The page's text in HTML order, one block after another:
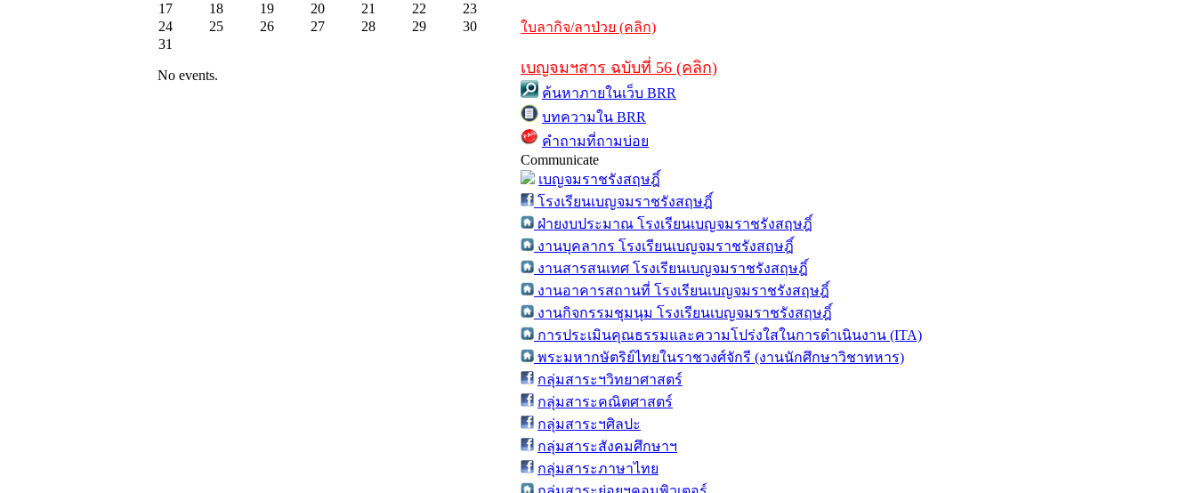
17
18 19 20 21 22
23
24
25 26 27 28 29
30
31
No events.
ใบลากิจ/ลาป่วย (คลิก)
เบญจมฯสาร ฉบับที่ 56 (คลิก)
ค้นหาภายในเว็บ BRR
บทความใน BRR
คำถามที่ถามบ่อย
Communicate
เบญจมราชรังสฤษฎิ์
โรงเรียนเบญจมราชรังสฤษฎิ์
ฝ่ายงบประมาณ โรงเรียนเบญจมราชรังสฤษฎิ์
งานบุคลากร โรงเรียนเบญจมราชรังสฤษฎิ์
งานสารสนเทศ โรงเรียนเบญจมราชรังสฤษฎิ์
งานอาคารสถานที่ โรงเรียนเบญจมราชรังสฤษฎิ์
งานกิจกรรมชุมนุม โรงเรียนเบญจมราชรังสฤษฎิ์
การประเมินคุณธรรมและความโปร่งใสในการดำเนินงาน (ITA)
พระมหากษัตริย์ไทยในราชวงศ์จักรี (งานนักศึกษาวิชาทหาร)
กลุ่มสาระฯวิทยาศาสตร์
กลุ่มสาระคณิตศาสตร์
กลุ่มสาระฯศิลปะ
กลุ่มสาระสังคมศึกษาฯ
กลุ่มสาระภาษาไทย